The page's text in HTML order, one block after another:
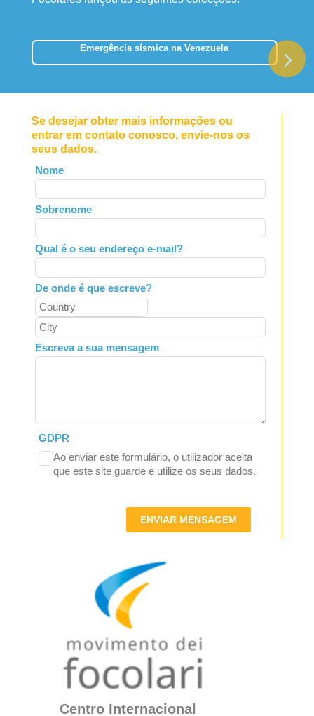
Emergência sísmica na Venezuela
Se desejar obter mais informações ou
entrar em contato conosco, envie-nos os
seus dados.
Leave
this
field
blank
Nome
Sobrenome
Qual é o seu endereço e-mail?
De onde é que escreve?
Escreva a sua mensagem
GDPR
Ao enviar este formulário, o utilizador aceita
que este site guarde e utilize os seus dados.
ENVIAR MENSAGEM
Centro Internacional